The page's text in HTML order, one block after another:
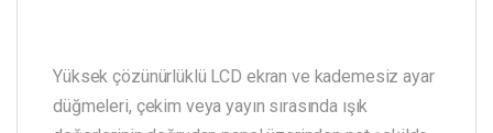
Yüksek çözünürlüklü LCD ekran ve kademesiz ayar
düğmeleri, çekim veya yayın sırasında ışık